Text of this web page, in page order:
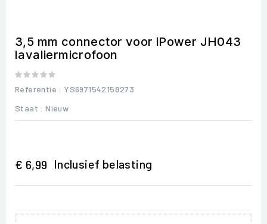
3,5 mm connector voor iPower JH043
lavaliermicrofoon
Referentie : YS6971542158273
Staat : Nieuw
€ 6,99 Inclusief belasting